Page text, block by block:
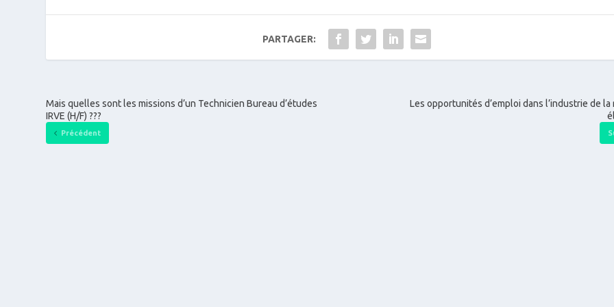
PARTAGER:
Mais quelles sont les missions d’un Technicien Bureau d’études
IRVE (H/F) ???
Précédent
Les opportunités d’emploi dans l’industrie de